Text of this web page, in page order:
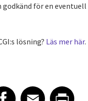
godkänd för en
lösning? Läs mer här.
article on Facebook
Facebook
Share article on Email
EmailShare article on